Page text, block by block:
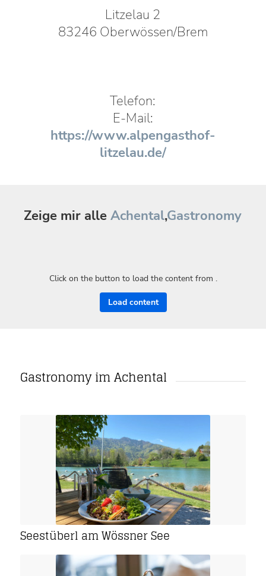
Litzelau 2
83246 Oberwössen/Brem
Telefon:
E-Mail:
https://www.alpengasthof-
litzelau.de/
Zeige mir alleAchental,Gastronomy
Click on the button to load the content from .
Load content
Gastronomy im Achental
Seestüberl am Wössner See